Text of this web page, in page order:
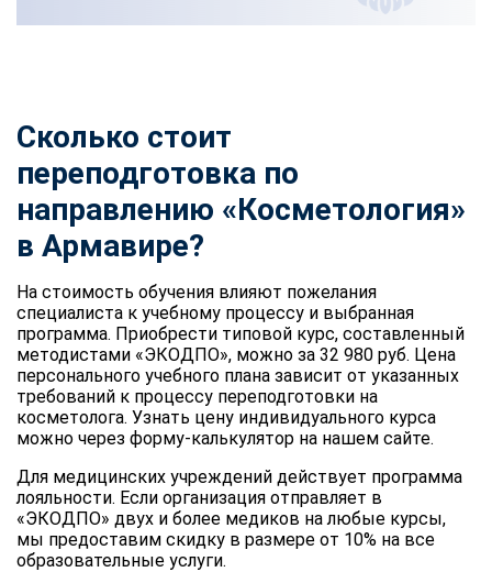
Сколько стоит
переподготовка по
направлению «Косметология»
в Армавире?
На стоимость обучения влияют пожелания
специалиста к учебному процессу и выбранная
программа. Приобрести типовой курс, составленный
методистами «ЭКОДПО», можно за 32 980 руб. Цена
персонального учебного плана зависит от указанных
требований к процессу переподготовки на
косметолога. Узнать цену индивидуального курса
можно через форму-калькулятор на нашем сайте.
Для медицинских учреждений действует программа
лояльности. Если организация отправляет в
«ЭКОДПО» двух и более медиков на любые курсы,
мы предоставим скидку в размере от 10% на все
образовательные услуги.